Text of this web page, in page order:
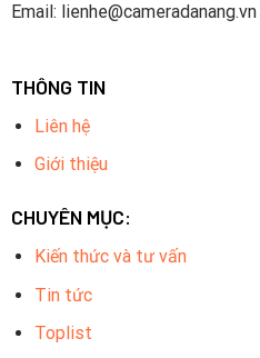
Email: lienhe@cameradanang.vn
THÔNG TIN
Liên hệ
Giới thiệu
CHUYÊN MỤC:
Kiến thức và tư vấn
Tin tức
Toplist